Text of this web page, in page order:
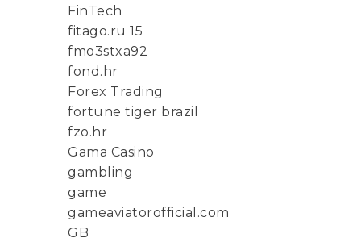
FinTech
fitago.ru 15
fmo3stxa92
fond.hr
Forex Trading
fortune tiger brazil
fzo.hr
Gama Casino
gambling
game
gameaviatorofficial.com
GB